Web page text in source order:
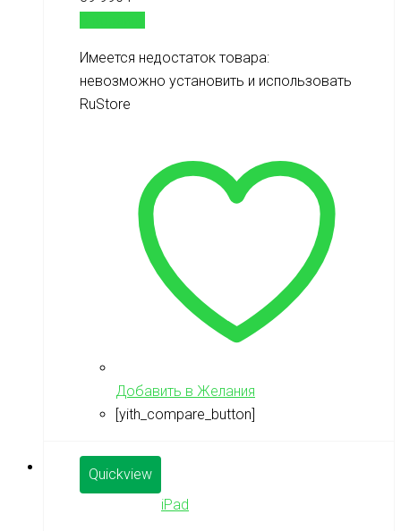
Имеется недостаток товара:
невозможно установить и использовать
RuStore
Добавить в Желания
[yith_compare_button]
Quickview
iPad